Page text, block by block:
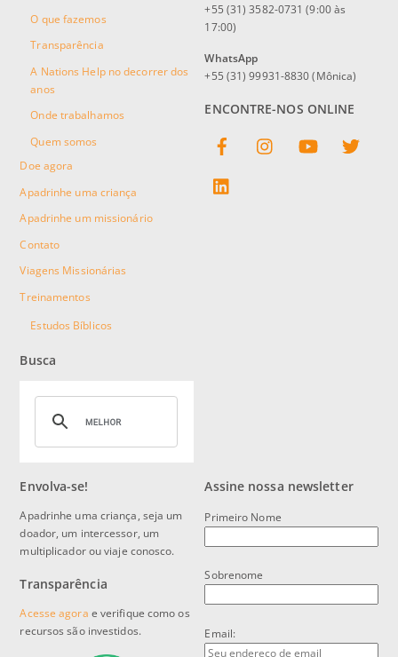
O que fazemos
Transparência
A Nations Help no decorrer dos
anos
Onde trabalhamos
Quem somos
Doe agora
Apadrinhe uma criança
Apadrinhe um missionário
Contato
Viagens Missionárias
Treinamentos
Estudos Bíblicos
Busca
+55 (31) 3582-0731 (9:00 às
17:00)
WhatsApp
+55 (31) 99931-8830 (Mônica)
ENCONTRE-NOS ONLINE
Envolva-se!
Apadrinhe uma criança, seja um
doador, um intercessor, um
multiplicador ou viaje conosco.
Transparência
Acesse agora e verifique como os
recursos são investidos.
Assine nossa newsletter
Primeiro Nome
Sobrenome
Email: